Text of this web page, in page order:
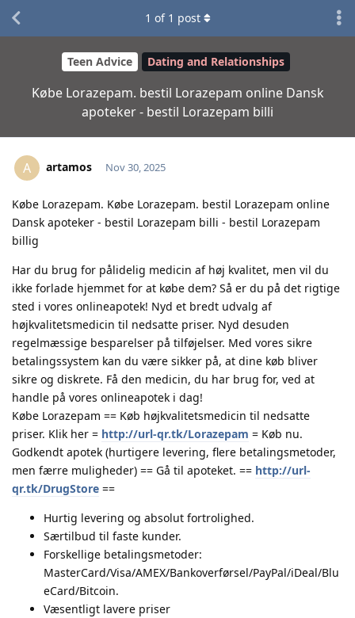
Teen Advice Dating and Relationships
Købe Lorazepam. bestil Lorazepam online Dansk
apoteker - bestil Lorazepam billi
1 of 1 post
A artamos Nov 30, 2025
Købe Lorazepam. Købe Lorazepam. bestil Lorazepam online
Dansk apoteker - bestil Lorazepam billi - bestil Lorazepam
billig
Har du brug for pålidelig medicin af høj kvalitet, men vil du
ikke forlade hjemmet for at købe dem? Så er du på det rigtige
sted i vores onlineapotek! Nyd et bredt udvalg af
højkvalitetsmedicin til nedsatte priser. Nyd desuden
regelmæssige besparelser på tilføjelser. Med vores sikre
betalingssystem kan du være sikker på, at dine køb bliver
sikre og diskrete. Få den medicin, du har brug for, ved at
handle på vores onlineapotek i dag!
Købe Lorazepam == Køb højkvalitetsmedicin til nedsatte
priser. Klik her = http://url-qr.tk/Lorazepam = Køb nu.
Godkendt apotek (hurtigere levering, flere betalingsmetoder,
men færre muligheder) == Gå til apoteket. == http://url-
qr.tk/DrugStore ==
Hurtig levering og absolut fortrolighed.
Særtilbud til faste kunder.
Forskellige betalingsmetoder:
MasterCard/Visa/AMEX/Bankoverførsel/PayPal/iDeal/Blu
eCard/Bitcoin.
Væsentligt lavere priser